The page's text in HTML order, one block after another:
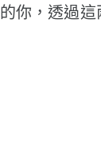
你，透過